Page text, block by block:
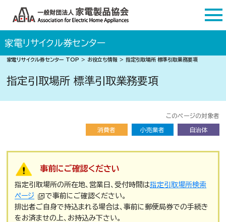
家電リサイクル券センター
家電リサイクル券センター TOP ＞ お役立ち情報 ＞ 指定引取場所 標準引取業務要項
指定引取場所 標準引取業務要項
このページの対象者
消費者 小売業者 自治体
事前にご確認ください
指定引取場所の所在地、営業日、受付時間は指定引取場所検索
ページ
で事前にご確認ください。
排出者ご自身で持込まれる場合は、事前に郵便局券での手続き
をお済ませの上、お持込み下さい。